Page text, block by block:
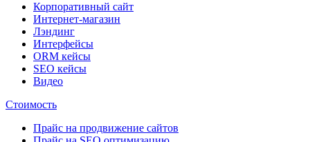
Корпоративный сайт
Интернет-магазин
Лэндинг
Интерфейсы
ORM кейсы
SEO кейсы
Видео
Стоимость
Прайс на продвижение сайтов